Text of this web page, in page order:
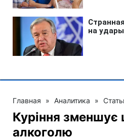
Главная » Аналитика »
Куріння зменшує
алкоголю